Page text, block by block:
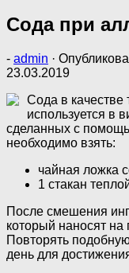
Сода при
- admin ·
23.03.2019
Сода в качестве
используется в
сделанных с
необходимо взять:
чайная ложка
1 стакан
После смешения
который наносят
Повторять
день для